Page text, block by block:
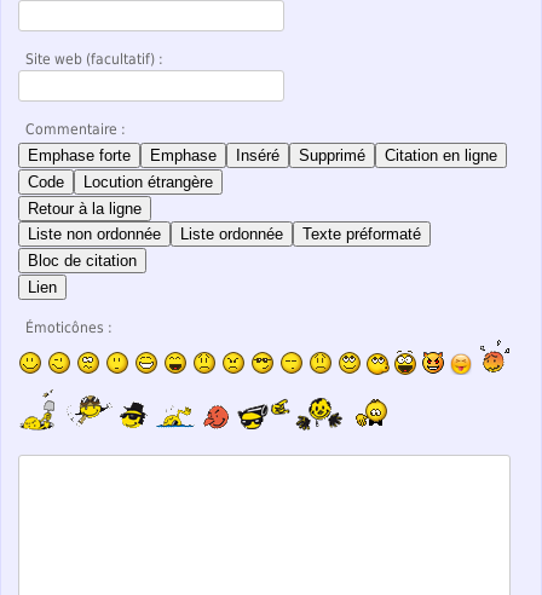
Site web (facultatif) :
Commentaire :
Emphase forte Emphase Inséré Supprimé
Citation en ligne
Code
Locution étrangère
Retour à la ligne
Liste non ordonnée
Liste ordonnée
Texte préformaté
Bloc de citation
Lien
Émoticônes :